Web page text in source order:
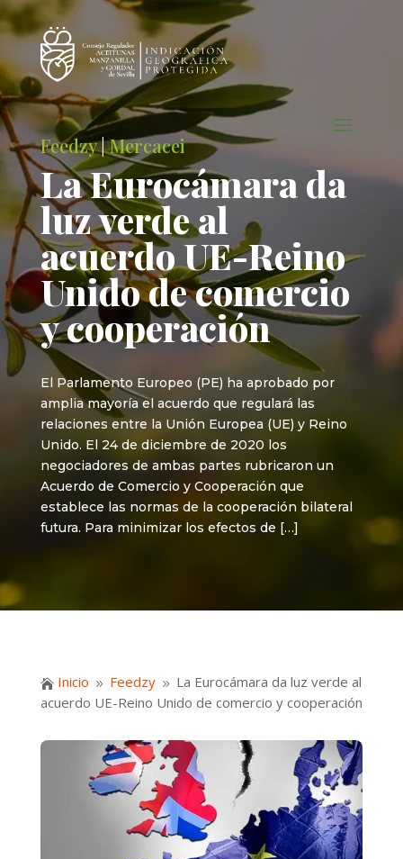
Feedzy|Mercacei
La Eurocámara da
luz verde al
acuerdo UE-Reino
Unido de comercio
y cooperación
El Parlamento Europeo (PE) ha aprobado por
amplia mayoría el acuerdo que regulará las
relaciones entre la Unión Europea (UE) y Reino
Unido. El 24 de diciembre de 2020 los
negociadores de ambas partes rubricaron un
Acuerdo de Comercio y Cooperación que
establece las normas de la cooperación bilateral
futura. Para minimizar los efectos de […]
 Inicio 9 Feedzy 9 La Eurocámara da luz verde al
acuerdo UE-Reino Unido de comercio y cooperación